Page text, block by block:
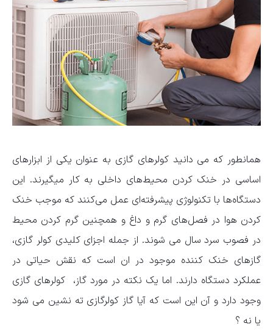
همانطور که می دانید کولرهای گازی به عنوان یکی از ابزارهای
اساسی در خنک ‌کردن محیط‌های داخلی به کار میگیرند. این
دستگاه‌ها با تکنولوژی پیشرفته‌ای عمل می‌کنند که موجب خنک
کردن هوا در فصل‌های گرم و داغ و همچنین گرم کردن محیط
در فصوب سرد سال می شوند. از جمله اجزای کلیدی کولر گازی،
گازهای خنک ‌کننده موجود در ان است که نقش حیاتی در
عملکرد دستگاه دارند. اما یک نکته در مورد گاز، کولرهای گازی
وجود دارد و آن این است که آیا گاز کولرگازی ته نشین می شود
یا نه ؟